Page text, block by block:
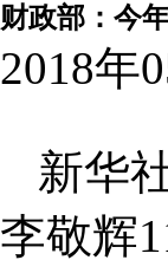
财政部：今
2018年
新华
李敬辉